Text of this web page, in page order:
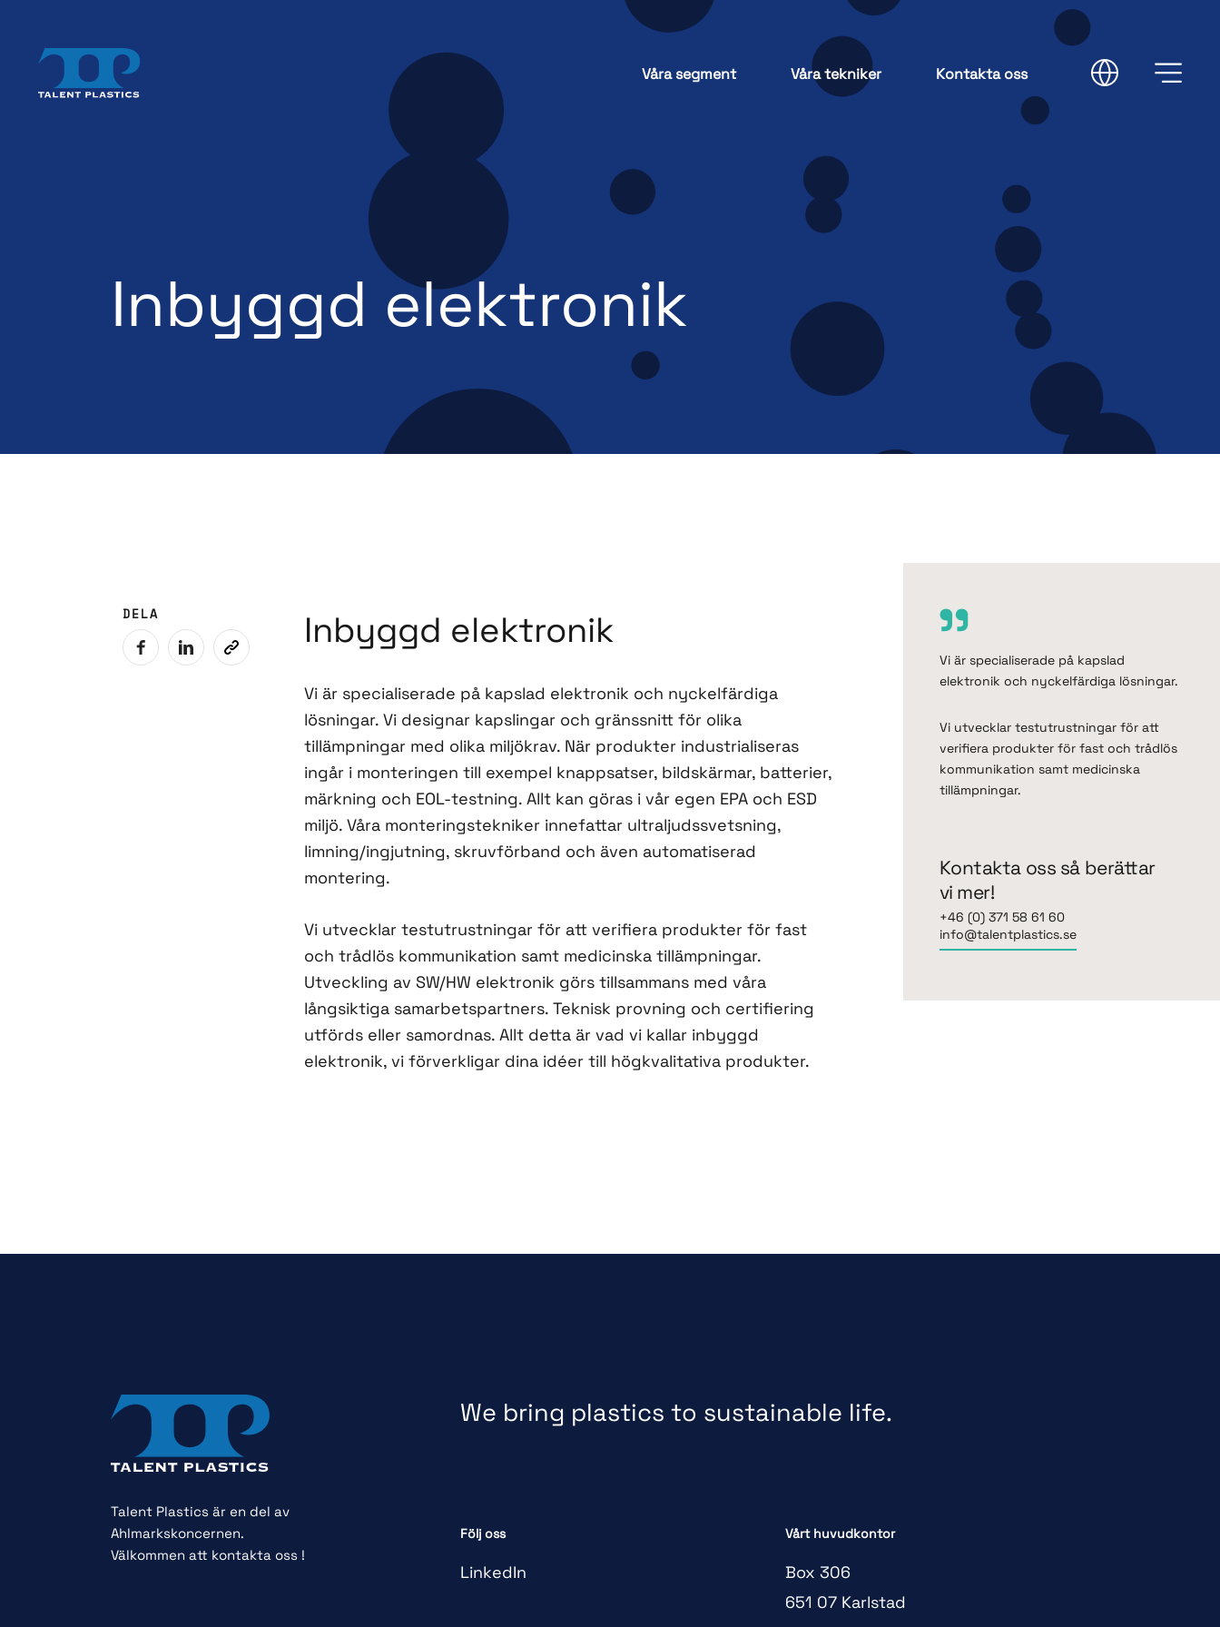
Våra segment Våra tekniker Kontakta oss
Inbyggd elektronik
DELA Inbyggd elektronik
Vi är specialiserade på kapslad elektronik och nyckelfärdiga
lösningar. Vi designar kapslingar och gränssnitt för olika
tillämpningar med olika miljökrav. När produkter industrialiseras
ingår i monteringen till exempel knappsatser, bildskärmar, batterier,
märkning och EOL-testning. Allt kan göras i vår egen EPA och ESD
miljö. Våra monteringstekniker innefattar ultraljudssvetsning,
limning/ingjutning, skruvförband och även automatiserad
montering.
Vi utvecklar testutrustningar för att verifiera produkter för fast
och trådlös kommunikation samt medicinska tillämpningar.
Utveckling av SW/HW elektronik görs tillsammans med våra
långsiktiga samarbetspartners. Teknisk provning och certifiering
utförds eller samordnas. Allt detta är vad vi kallar inbyggd
elektronik, vi förverkligar dina idéer till högkvalitativa produkter.
Vi är specialiserade på kapslad
elektronik och nyckelfärdiga lösningar.
Vi utvecklar testutrustningar för att
verifiera produkter för fast och trådlös
kommunikation samt medicinska
tillämpningar.
Kontakta oss så berättar
vi mer!
+46 (0) 371 58 61 60
info@talentplastics.se
Talent Plastics är en del av
Ahlmarkskoncernen.
Välkommen att kontakta oss !
We bring plastics to sustainable life.
Följ oss
LinkedIn
Vårt huvudkontor
Box 306
651 07 Karlstad